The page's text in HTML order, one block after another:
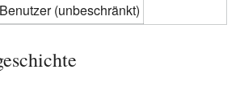
(unbeschränkt)